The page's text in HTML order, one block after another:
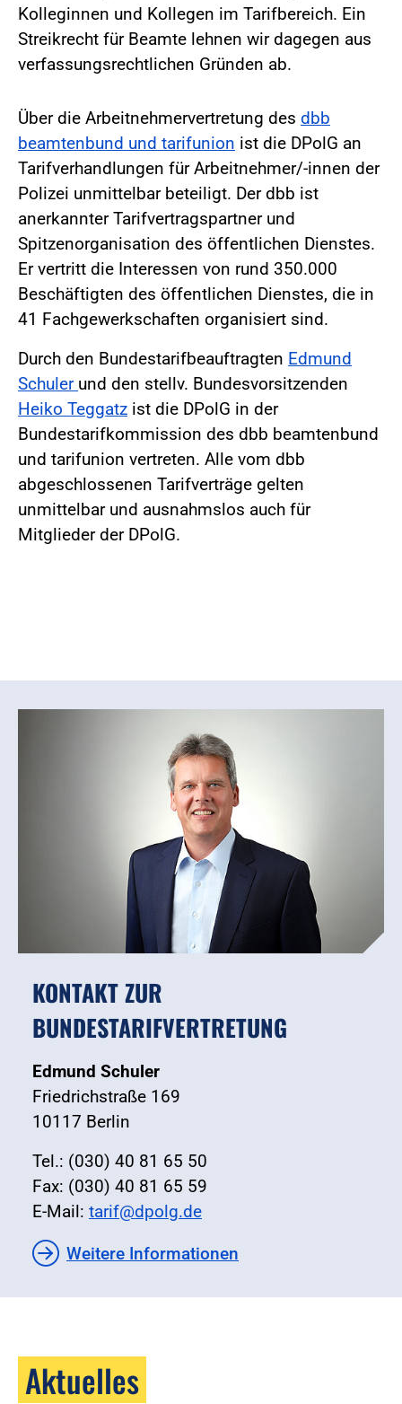
Kolleginnen und Kollegen im Tarifbereich. Ein
Streikrecht für Beamte lehnen wir dagegen aus
verfassungsrechtlichen Gründen ab.
Über die Arbeitnehmervertretung des dbb
beamtenbund und tarifunion ist die DPolG an
Tarifverhandlungen für Arbeitnehmer/-innen der
Polizei unmittelbar beteiligt. Der dbb ist
anerkannter Tarifvertragspartner und
Spitzenorganisation des öffentlichen Dienstes.
Er vertritt die Interessen von rund 350.000
Beschäftigten des öffentlichen Dienstes, die in
41 Fachgewerkschaften organisiert sind.
Durch den Bundestarifbeauftragten Edmund
Schuler und den stellv. Bundesvorsitzenden
Heiko Teggatz ist die DPolG in der
Bundestarifkommission des dbb beamtenbund
und tarifunion vertreten. Alle vom dbb
abgeschlossenen Tarifverträge gelten
unmittelbar und ausnahmslos auch für
Mitglieder der DPolG.
KONTAKT ZUR
BUNDESTARIFVERTRETUNG
Edmund Schuler
Friedrichstraße 169
10117 Berlin
Tel.: (030) 40 81 65 50
Fax: (030) 40 81 65 59
E-Mail: tarif@dpolg.de
Weitere Informationen
Aktuelles